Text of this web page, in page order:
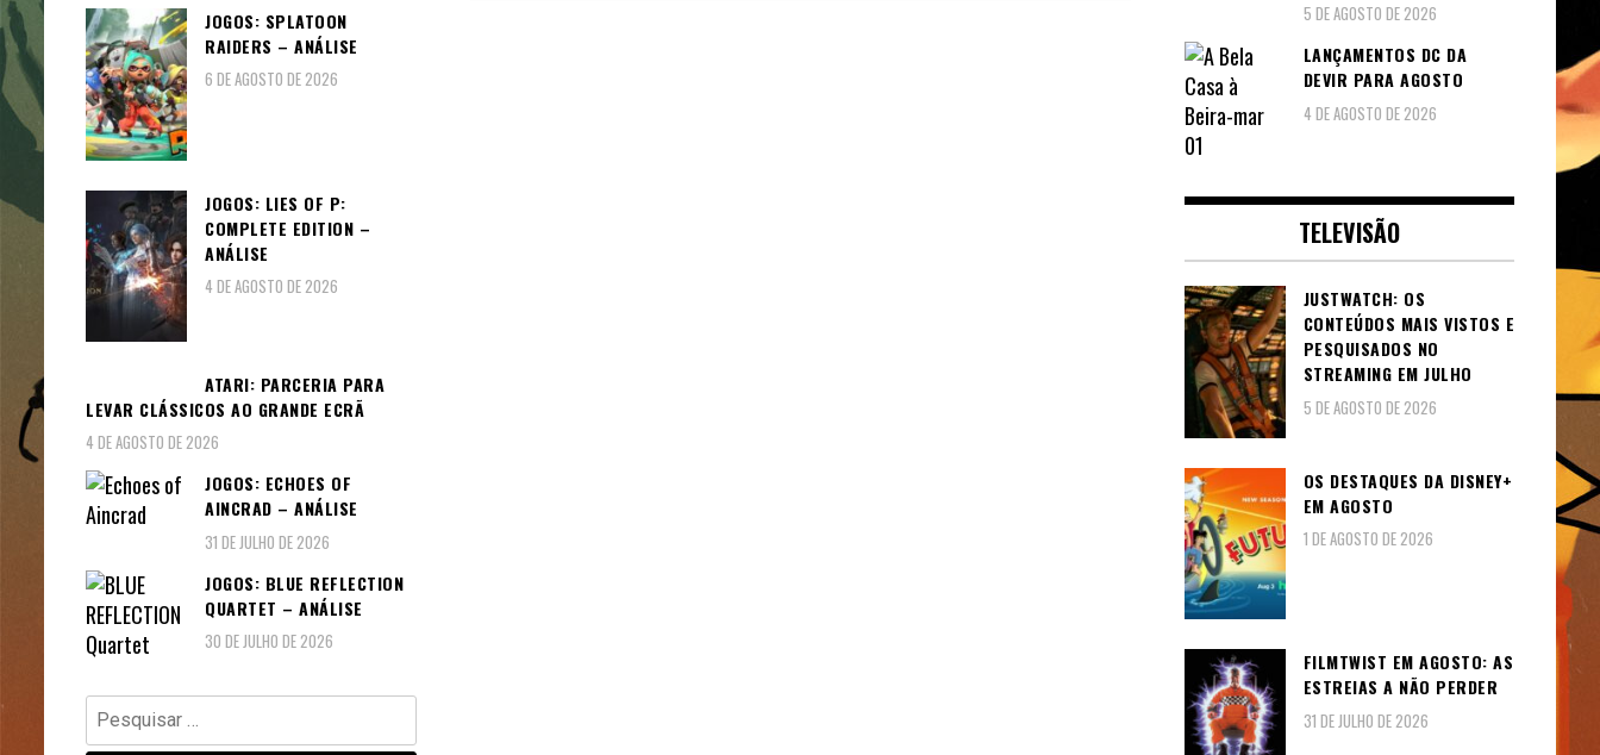
JOGOS: SPLATOON
RAIDERS – ANÁLISE
6 DE AGOSTO DE 2026
JOGOS: LIES OF P:
COMPLETE EDITION –
ANÁLISE
4 DE AGOSTO DE 2026
ATARI: PARCERIA PARA
LEVAR CLÁSSICOS AO GRANDE ECRÃ
4 DE AGOSTO DE 2026
JOGOS: ECHOES OF
AINCRAD – ANÁLISE
31 DE JULHO DE 2026
JOGOS: BLUE REFLECTION
QUARTET – ANÁLISE
30 DE JULHO DE 2026
Pesquisar
por:
5 DE AGOSTO DE 2026
LANÇAMENTOS DC DA
DEVIR PARA AGOSTO
4 DE AGOSTO DE 2026
TELEVISÃO
JUSTWATCH: OS
CONTEÚDOS MAIS VISTOS E
PESQUISADOS NO
STREAMING EM JULHO
5 DE AGOSTO DE 2026
OS DESTAQUES DA DISNEY+
EM AGOSTO
1 DE AGOSTO DE 2026
FILMTWIST EM AGOSTO: AS
ESTREIAS A NÃO PERDER
31 DE JULHO DE 2026